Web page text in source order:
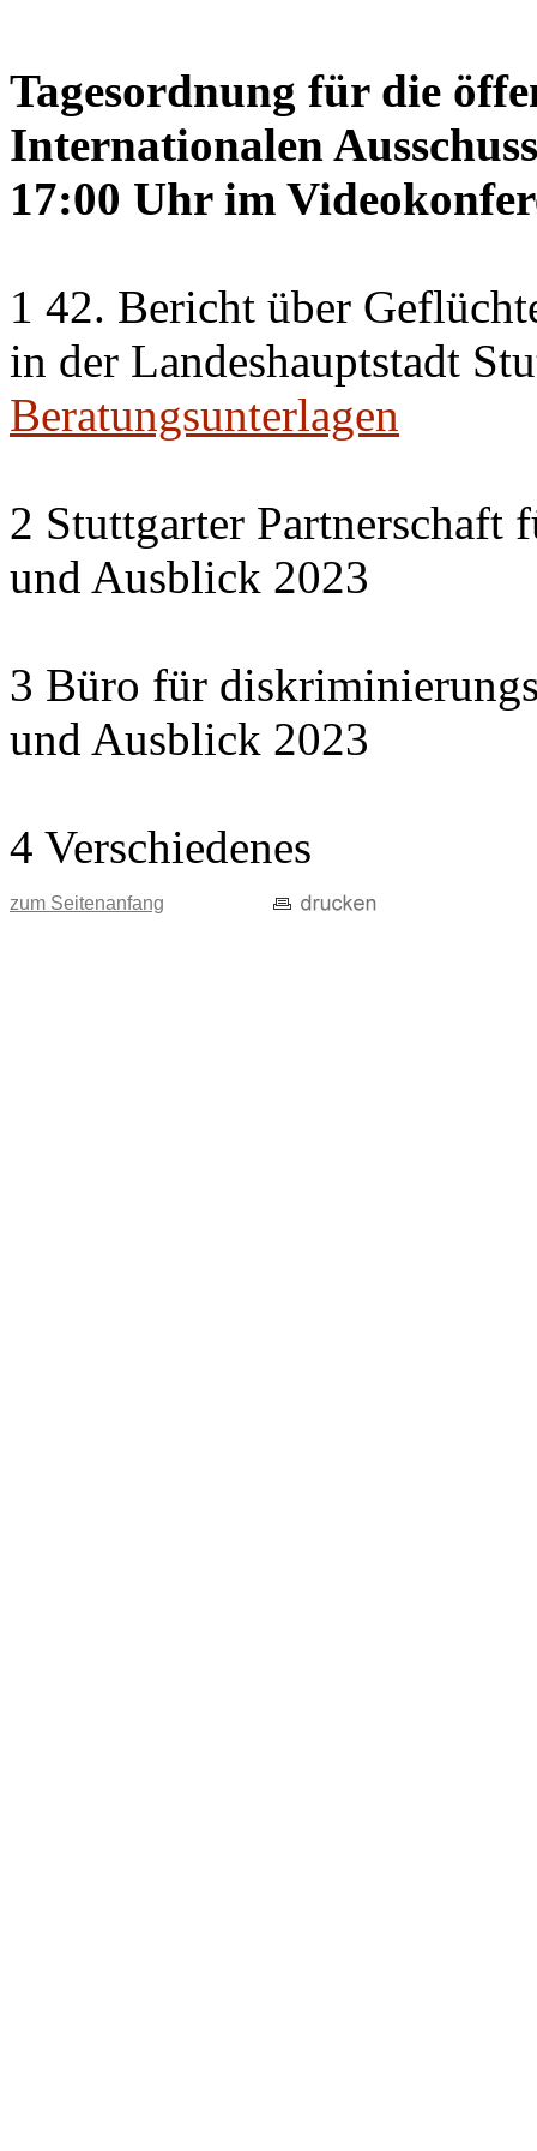
Tagesordnung für die
Internationalen
17:00 Uhr im
1 42. Bericht über
in der Landeshauptstadt
Beratungsunterlagen
2 Stuttgarter Partnerschaft
und Ausblick 2023
3 Büro für
und Ausblick 2023
4 Verschiedenes
zum Seitenanfang